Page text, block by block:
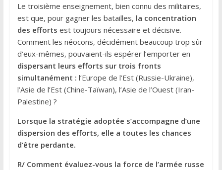
Le troisième enseignement, bien connu des militaires,
est que, pour gagner les batailles, la concentration
des efforts est toujours nécessaire et décisive.
Comment les néocons, décidément beaucoup trop sûr
d’eux-mêmes, pouvaient-ils espérer l’emporter en
dispersant leurs efforts sur trois fronts
simultanément : l’Europe de l’Est (Russie-Ukraine),
l’Asie de l’Est (Chine-Taïwan), l’Asie de l’Ouest (Iran-
Palestine) ?
Lorsque la stratégie adoptée s’accompagne d’une
dispersion des efforts, elle a toutes les chances
d’être perdante.
R/ Comment évaluez-vous la force de l’armée russe